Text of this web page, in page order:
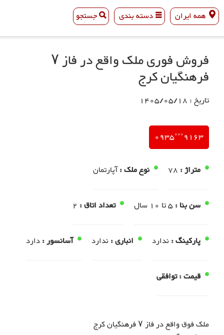
همه ایران دسته بندی جستجو
فروش فوری ملک واقع در فاز ۷
فرهنگیان کرج
تاریخ : 1405/05/18
9163***0935
متراژ : نوع ملک :آپارتمان
سن بنا : تعداد اتاق :
پارکینگ :ندارد انباری :ندارد آسانسور :دارد
قیمت :توافقی
همه ایران دسته بندی جستجو